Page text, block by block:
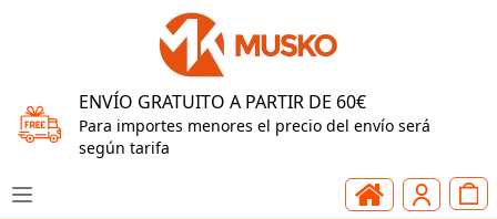
ENVÍO GRATUITO A PARTIR DE 60€
Para importes menores el precio del envío será
según tarifa